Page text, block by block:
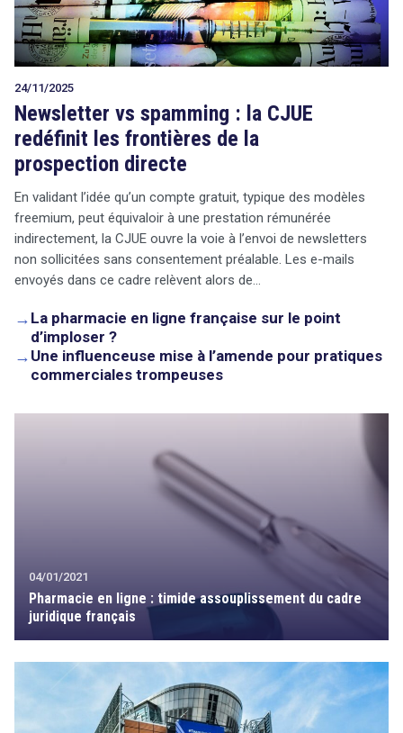
24/11/2025
Newsletter vs spamming : la CJUE
redéfinit les frontières de la
prospection directe
En validant l’idée qu’un compte gratuit, typique des modèles
freemium, peut équivaloir à une prestation rémunérée
indirectement, la CJUE ouvre la voie à l’envoi de newsletters
non sollicitées sans consentement préalable. Les e-mails
envoyés dans ce cadre relèvent alors de…
→ La pharmacie en ligne française sur le point
d’imploser ?
→ Une influenceuse mise à l’amende pour pratiques
commerciales trompeuses
04/01/2021
Pharmacie en ligne : timide assouplissement du cadre
juridique français